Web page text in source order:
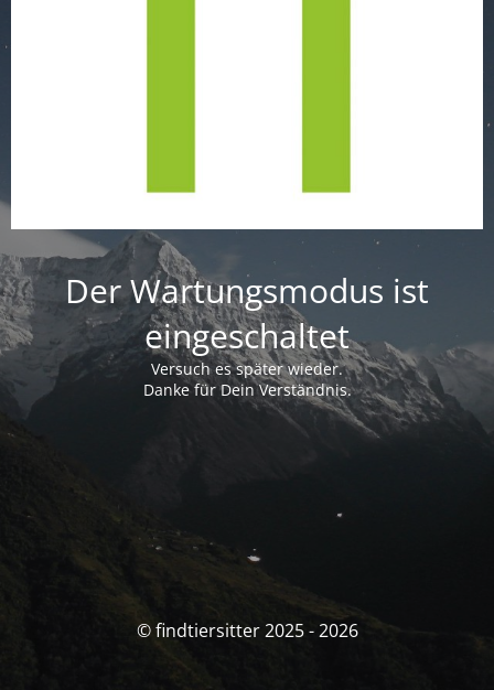
Der Wartungsmodus ist
eingeschaltet
Versuch es später wieder.
Danke für Dein Verständnis.
© findtiersitter 2025 - 2026